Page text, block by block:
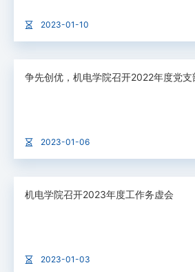
2023-01-10
2023-01-06
机电学院召开2023年度工作务虚会
2023-01-03